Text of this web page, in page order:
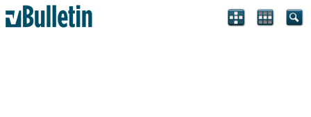
Search Engine Optimization by vBSEO 3.6.1 ©2011, Crawlability,